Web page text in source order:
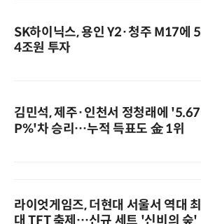
SK하이닉스, 용인 Y2·청주 M17에 5
4조원 투자
김민석, 제주·인천서 정청래에 '5.67
P%'차 승리…누적 득표도 金 1위
라이엇게임즈, 더현대 서울서 역대 최
대 TFT 축제…신규 세트 '신비의 숲'